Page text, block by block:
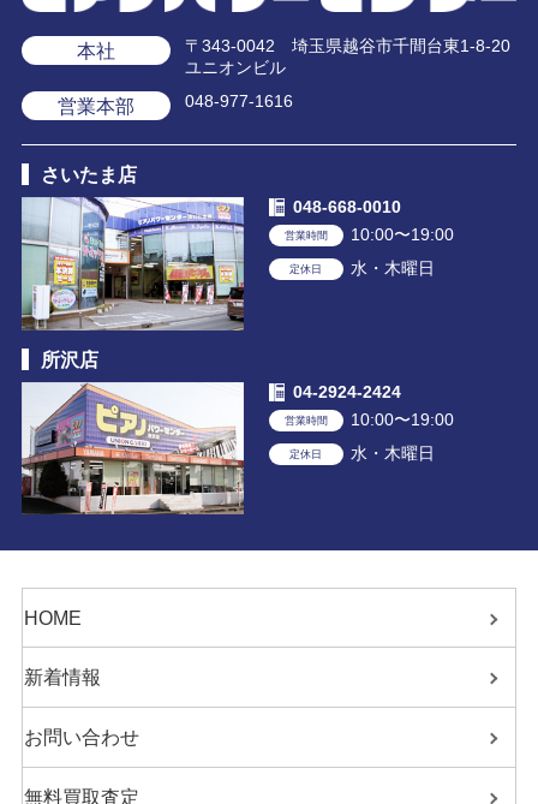
本社
〒343-0042 埼玉県越谷市千間台東1-8-20
ユニオンビル
営業本部 048-977-1616
さいたま店
048-668-0010
営業時間 10:00〜19:00
定休日 水・木曜日
所沢店
04-2924-2424
営業時間 10:00〜19:00
定休日 水・木曜日
HOME
新着情報
お問い合わせ
無料買取査定